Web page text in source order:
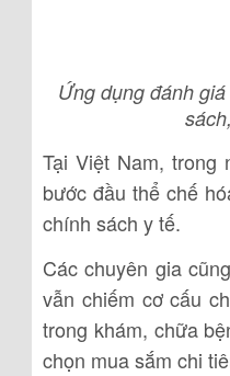
Ứng dụng đánh
Tại Việt Nam,
bước đầu thể chế
chính sách y tế.
Các chuyên gia
vẫn chiếm cơ cấu
trong khám, chữa
chọn mua sắm chi